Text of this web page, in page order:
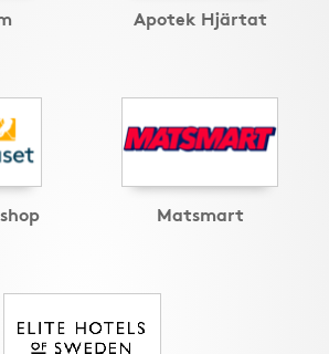
Apotek Hjärtat
Matsmart